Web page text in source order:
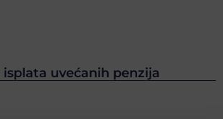
isplata uvećanih penzija